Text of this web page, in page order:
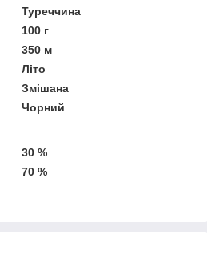
Туреччина
100 г
350 м
Літо
Змішана
Чорний
30 %
70 %